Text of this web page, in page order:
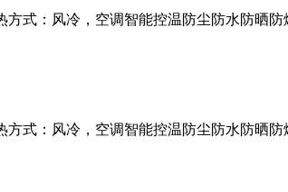
方式：风冷，空调智能控温防尘防水防晒
方式：风冷，空调智能控温防尘防水防晒